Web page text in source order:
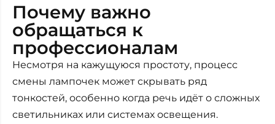
Почему важно
обращаться к
профессионалам
Несмотря на кажущуюся простоту, процесс
смены лампочек может скрывать ряд
тонкостей, особенно когда речь идёт о сложных
светильниках или системах освещения.